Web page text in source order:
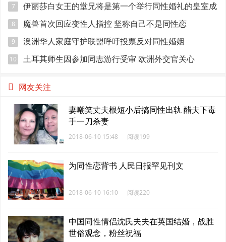
7
伊丽莎白女王的堂兄将是第一个举行同性婚礼的皇室成
员
8 魔兽首次回应变性人指控 坚称自己不是同性恋
9 澳洲华人家庭守护联盟呼吁投票反对同性婚姻
10 土耳其师生因参加同志游行受审 欧洲外交官关心
网友关注
妻嘲笑丈夫根短小后搞同性出轨 醋夫下毒
手一刀杀妻
2018-06-10 15:48 阅读199
为同性恋背书 人民日报罕见刊文
2018-06-10 16:10 阅读220
中国同性情侣沈氏夫夫在英国结婚，战胜
世俗观念，粉丝祝福